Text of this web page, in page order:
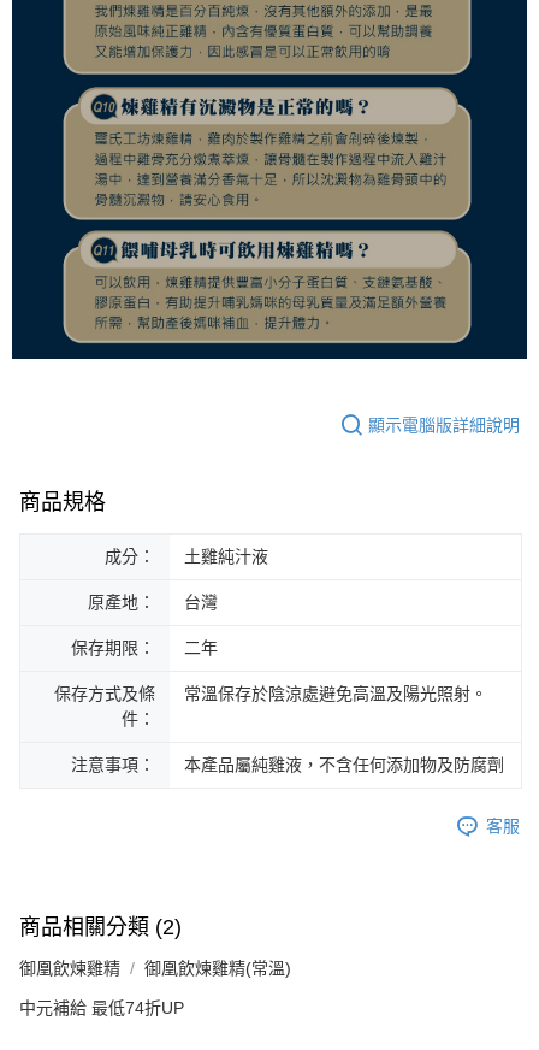
顯示電腦版詳細說明
商品規格
成分： 土雞純汁液
原產地： 台灣
保存期限： 二年
保存方式及條
件：
常溫保存於陰涼處避免高溫及陽光照射。
注意事項： 本產品屬純雞液，不含任何添加物及防腐劑
客服
商品相關分類 (2)
御凰飲煉雞精 御凰飲煉雞精(常溫)
中元補給 最低74折UP